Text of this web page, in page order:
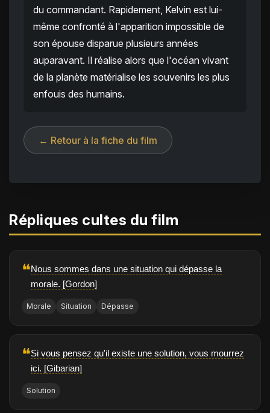
du commandant. Rapidement, Kelvin est lui-
même confronté à l'apparition impossible de
son épouse disparue plusieurs années
auparavant. Il réalise alors que l'océan vivant
de la planète matérialise les souvenirs les plus
enfouis des humains.
← Retour à la fiche du film
Répliques cultes du film
❝Nous sommes dans une situation qui dépasse la
morale. [Gordon]
Morale Situation Dépasse
❝Si vous pensez qu'il existe une solution, vous mourrez
ici. [Gibarian]
Solution